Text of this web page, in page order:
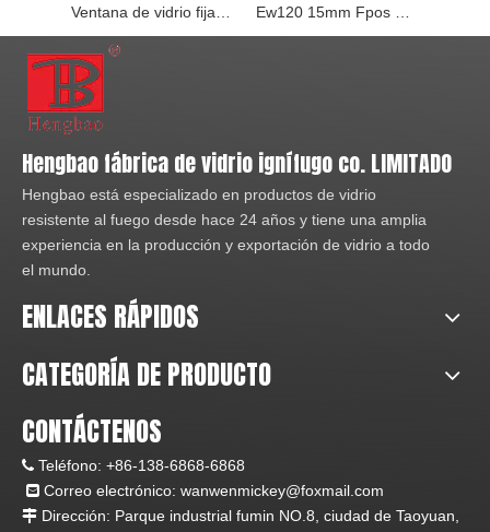
Hengbao fábrica de vidrio ignífugo co. LIMITADO
Hengbao está especializado en productos de vidrio
resistente al fuego desde hace 24 años y tiene una amplia
experiencia en la producción y exportación de vidrio a todo
el mundo.
ENLACES RÁPIDOS
CATEGORÍA DE PRODUCTO
CONTÁCTENOS
 Teléfono: +86-138-6868-6868
 Correo electrónico: wanwenmickey@foxmail.com
 Dirección: Parque industrial fumin NO.8, ciudad de Taoyuan,